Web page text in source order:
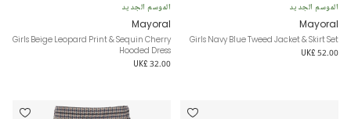
الموسم الجديد
Mayoral
Girls Navy Blue Tweed Jacket & Skirt Set
UK£ 52.00
الموسم الجديد
Mayoral
Girls Beige Leopard Print & Sequin Cherry
Hooded Dress
UK£ 32.00